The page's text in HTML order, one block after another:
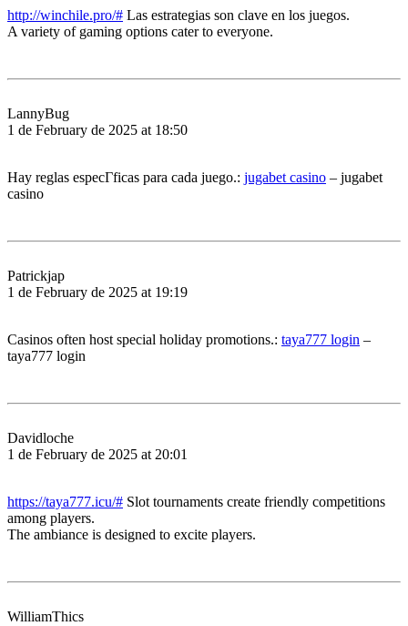
http://winchile.pro/# Las estrategias son clave en los juegos.
A variety of gaming options cater to everyone.
LannyBug
1 de February de 2025 at 18:50
Hay reglas especГ­ficas para cada juego.: jugabet casino – jugabet
casino
Patrickjap
1 de February de 2025 at 19:19
Casinos often host special holiday promotions.: taya777 login –
taya777 login
Davidloche
1 de February de 2025 at 20:01
https://taya777.icu/# Slot tournaments create friendly competitions
among players.
The ambiance is designed to excite players.
WilliamThics